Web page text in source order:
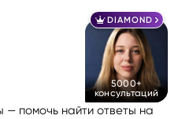
DIAMOND
5000+
консультаций
— помочь найти ответы на